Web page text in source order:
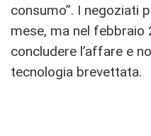
consumo”. I negoziati
mese, ma nel febbraio
concludere l’affare e
tecnologia brevettata.